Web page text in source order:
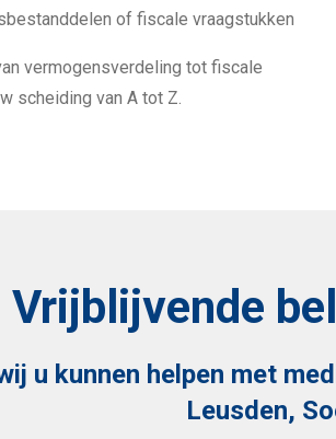
of fiscale vraagstukken
vermogensverdeling tot fiscale
scheiding van A tot Z.
Vrijblijvende
u kunnen helpen met
Leusden,